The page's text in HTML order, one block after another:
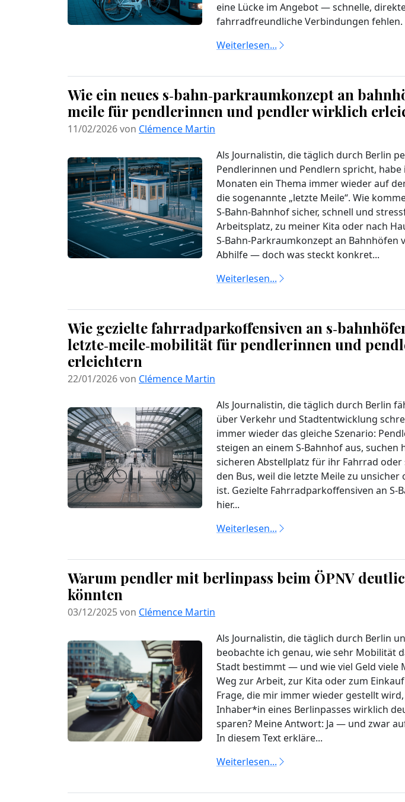
eine Lücke im Angebot — schnelle,
fahrradfreundliche Verbindungen fehlen.
Weiterlesen...
Wie ein neues s‑bahn‑parkraumkonzept an
meile für pendlerinnen und pendler wirklich
11/02/2026 von Clémence Martin
Als Journalistin, die täglich durch Berlin
Pendlerinnen und Pendlern spricht, habe
Monaten ein Thema immer wieder auf
die sogenannte „letzte Meile“. Wie
S‑Bahn‑Bahnhof sicher, schnell und
Arbeitsplatz, zu meiner Kita oder nach
S‑Bahn‑Parkraumkonzept an
Abhilfe — doch was steckt konkret...
Weiterlesen...
Wie gezielte fahrradparkoffensiven an
letzte‑meile‑mobilität für pendlerinnen und
erleichtern
22/01/2026 von Clémence Martin
Als Journalistin, die täglich durch Berlin
über Verkehr und Stadtentwicklung
immer wieder das gleiche Szenario:
steigen an einem S‑Bahnhof aus, suchen
sicheren Abstellplatz für ihr Fahrrad
den Bus, weil die letzte Meile zu
ist. Gezielte Fahrradparkoffensiven an
hier...
Weiterlesen...
Warum pendler mit berlinpass beim ÖPNV
könnten
03/12/2025 von Clémence Martin
Als Journalistin, die täglich durch Berlin
beobachte ich genau, wie sehr Mobilität
Stadt bestimmt — und wie viel Geld viele
Weg zur Arbeit, zur Kita oder zum
Frage, die mir immer wieder gestellt
Inhaber*in eines Berlinpasses wirklich
sparen? Meine Antwort: Ja — und zwar
In diesem Text erkläre...
Weiterlesen...